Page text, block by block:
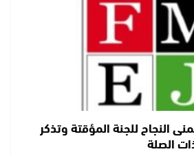
النجاح للجنة المؤقتة وتذكر
الصلة